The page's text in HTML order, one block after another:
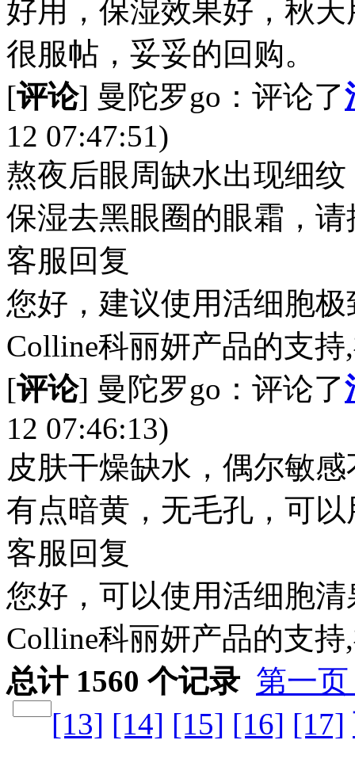
好用，保湿效果好，秋
很服帖，妥妥的回购。
[评论] 曼陀罗go：评论了
12 07:47:51)
熬夜后眼周缺水出现细
保湿去黑眼圈的眼霜，请
客服回复
您好，建议使用活细胞
Colline科丽妍产品的支
[评论] 曼陀罗go：评论了
12 07:46:13)
皮肤干燥缺水，偶尔敏
有点暗黄，无毛孔，可
客服回复
您好，可以使用活细胞
Colline科丽妍产品的支
总计 1560 个记录 第一页
[13] [14] [15] [16] [17]